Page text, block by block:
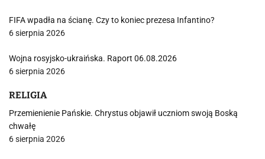
FIFA wpadła na ścianę. Czy to koniec prezesa Infantino?
6 sierpnia 2026
Wojna rosyjsko-ukraińska. Raport 06.08.2026
6 sierpnia 2026
RELIGIA
Przemienienie Pańskie. Chrystus objawił uczniom swoją Boską
chwałę
6 sierpnia 2026